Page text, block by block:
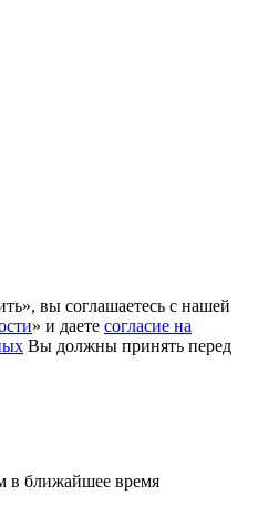
вы соглашаетесь с нашей
» и даете согласие на
Вы должны принять перед
в ближайшее время